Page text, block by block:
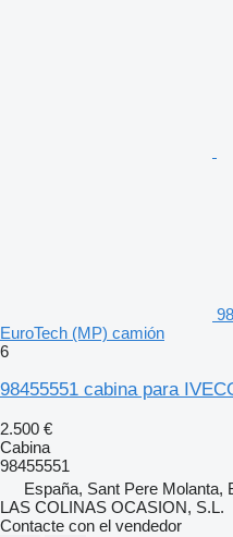
EuroTech (MP) camión
6
98455551 cabina para
2.500 €
Cabina
98455551
España, Sant Pere Molanta,
LAS COLINAS OCASION, S.L.
Contacte con el vendedor